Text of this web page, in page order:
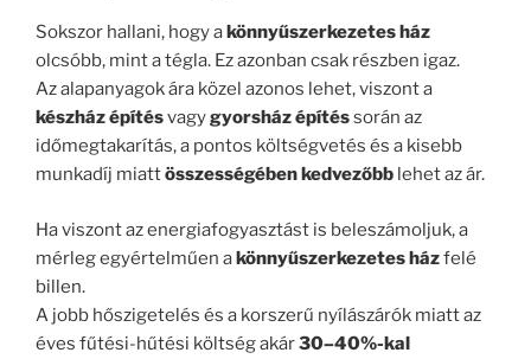
Sokszor hallani, hogy a könnyűszerkezetes ház
olcsóbb, mint a tégla. Ez azonban csak részben igaz.
Az alapanyagok ára közel azonos lehet, viszont a
készház építésvagygyorsház építéssorán az
időmegtakarítás, a pontos költségvetés és a kisebb
munkadíj miattösszességében kedvezőbb lehet az ár.
Ha viszont az energiafogyasztást is beleszámoljuk, a
mérleg egyértelműen akönnyűszerkezetes házfelé
billen.
A jobb hőszigetelés és a korszerű nyílászárók miatt az
éves fűtési-hűtési költség akár30–40%-kal